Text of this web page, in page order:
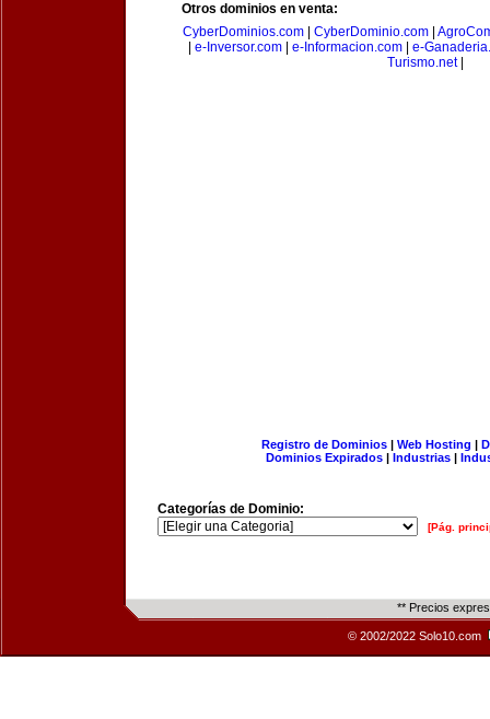
Otros dominios en venta:
CyberDominios.com| CyberDominio.com|
e-Inversor.com| e-Informacion.com| e-
Turismo.net|
Registro de Dominios| Web Hosting |
Dominios Expirados | Industrias |
Categorías de Dominio:
[Pág.
** Precios
© 2002/2022 Solo10.com